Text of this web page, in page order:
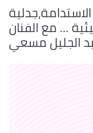
... مع الفنان
الجليل مسعي